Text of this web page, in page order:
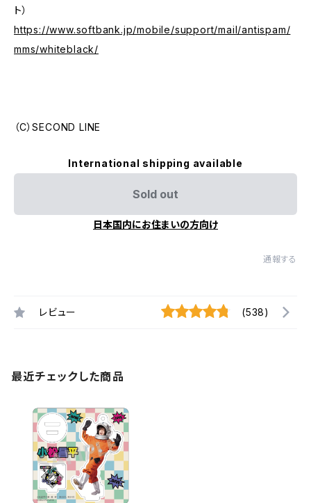
ト）
https://www.softbank.jp/mobile/support/mail/antispam/
mms/whiteblack/
（C）SECOND LINE
International shipping available
Sold out
日本国内にお住まいの方向け
通報する
レビュー (538)
最近チェックした商品